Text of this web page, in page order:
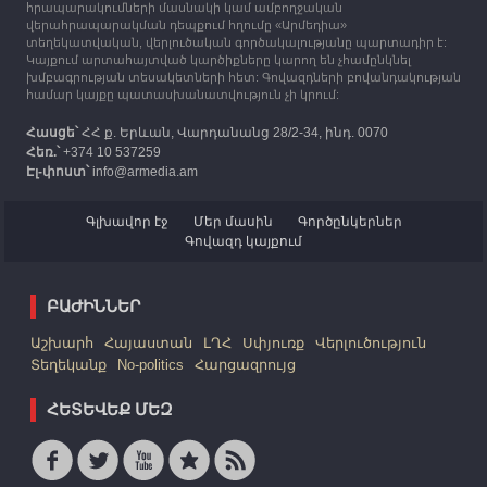
Հայաստան է ժամանել բռնի տեղահանված 100
հազար 417 արցախցի
հրապարակումների մասնակի կամ ամբողջական
վերահրապարակման դեպքում հղումը «Արմեդիա»
տեղեկատվական, վերլուծական գործակալությանը պարտադիր է:
Կայքում արտահայտված կարծիքները կարող են չհամընկնել
խմբագրության տեսակետների հետ: Գովազդների բովանդակության
համար կայքը պատասխանատվություն չի կրում:
Հասցե՝ՀՀ ք. Երևան, Վարդանանց 28/2-34, ինդ. 0070
Հեռ.՝+374 10 537259
Էլ-փոստ՝info@armedia.am
Գլխավոր էջ Մեր մասին
Գործընկերներ
Գովազդ կայքում
ԲԱԺԻՆՆԵՐ
Աշխարհ Հայաստան ԼՂՀ Սփյուռք
Վերլուծություն
Տեղեկանք
No-politics Հարցազրույց
ՀԵՏԵՎԵՔ ՄԵԶ